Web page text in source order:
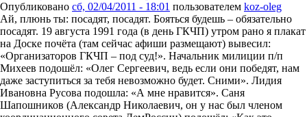
Опубликовано сб, 02/04/2011 - 18:01 пользователем koz-oleg
Ай, плюнь ты: посадят, посадят. Бояться будешь – обязательно
посадят. 19 августа 1991 года (в день ГКЧП) утром рано я плакат
на Доске почёта (там сейчас афиши размещают) вывесил:
«Организаторов ГКЧП – под суд!». Начальник милиции п/п
Михеев подошёл: «Олег Сергеевич, ведь если они победят, нам
даже заступиться за тебя невозможно будет. Сними». Лидия
Ивановна Русова подошла: «А мне нравится». Саня
Шапошников (Александр Николаевич, он у нас был членом